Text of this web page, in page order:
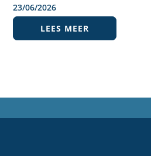
23/06/2026
LEES MEER